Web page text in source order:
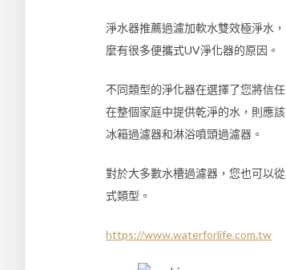
淨水器推薦過濾加軟水雙效極淨水
麼有很多便攜式UV淨化器的原因。
不同類型的淨化器在選擇了您將信
在整個家庭中提供乾淨的水，則應
冰箱過濾器和淋浴噴頭過濾器。
對於大多數水槽過濾器，您也可以
式類型。
https://www.waterforlife.com.tw